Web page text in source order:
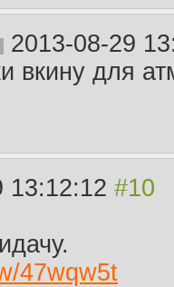
2013-08-29
вкину для
13:12:12
47wqw5t